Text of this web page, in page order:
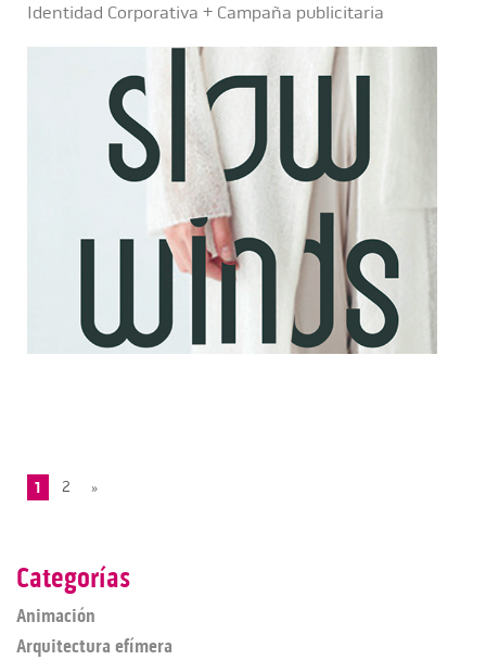
Identidad Corporativa + Campaña publicitaria
1 2 »
Categorías
Animación
Arquitectura efímera